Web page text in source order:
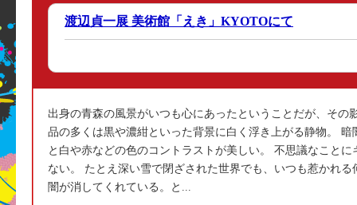
渡辺貞一展 美術館「えき」KYOTOにて
出身の青森の風景がいつも心にあったということだが、その
品の多くは黒や濃紺といった背景に白く浮き上がる静物。
と白や赤などの色のコントラストが美しい。 不思議なこと
ない。 たとえ深い雪で閉ざされた世界でも、いつも惹かれ
闇が消してくれている。と...